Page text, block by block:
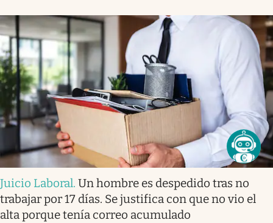
Juicio Laboral. Un hombre es despedido tras no
trabajar por 17 días. Se justifica con que no vio el
alta porque tenía correo acumulado